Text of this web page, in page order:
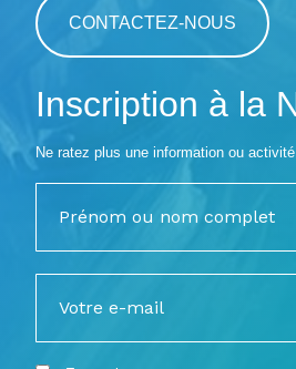
CONTACTEZ-NOUS
Inscription à la
Ne ratez plus une information ou